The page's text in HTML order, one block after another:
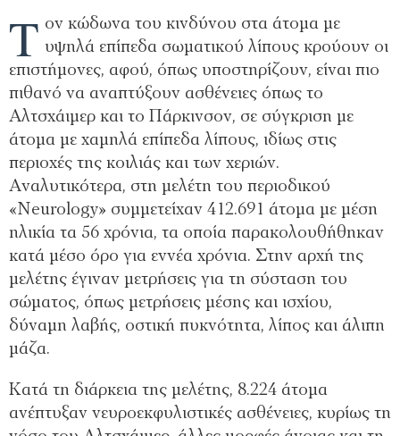
Τ ον κώδωνα του κινδύνου στα άτομα με
υψηλά επίπεδα σωματικού λίπους κρούουν οι
επιστήμονες, αφού, όπως υποστηρίζουν, είναι πιο
πιθανό να αναπτύξουν ασθένειες όπως το
Αλτσχάιμερ και το Πάρκινσον, σε σύγκριση με
άτομα με χαμηλά επίπεδα λίπους, ιδίως στις
περιοχές της κοιλιάς και των χεριών.
Αναλυτικότερα, στη μελέτη του περιοδικού
«Neurology» συμμετείχαν 412.691 άτομα με μέση
ηλικία τα 56 χρόνια, τα οποία παρακολουθήθηκαν
κατά μέσο όρο για εννέα χρόνια. Στην αρχή της
μελέτης έγιναν μετρήσεις για τη σύσταση του
σώματος, όπως μετρήσεις μέσης και ισχίου,
δύναμη λαβής, οστική πυκνότητα, λίπος και άλιπη
μάζα.
Κατά τη διάρκεια της μελέτης, 8.224 άτομα
ανέπτυξαν νευροεκφυλιστικές ασθένειες, κυρίως τη